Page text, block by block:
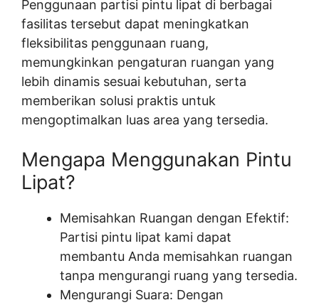
Penggunaan partisi pintu lipat di berbagai
fasilitas tersebut dapat meningkatkan
fleksibilitas penggunaan ruang,
memungkinkan pengaturan ruangan yang
lebih dinamis sesuai kebutuhan, serta
memberikan solusi praktis untuk
mengoptimalkan luas area yang tersedia.
Mengapa Menggunakan Pintu
Lipat?
Memisahkan Ruangan dengan Efektif:
Partisi pintu lipat kami dapat
membantu Anda memisahkan ruangan
tanpa mengurangi ruang yang tersedia.
Mengurangi Suara: Dengan